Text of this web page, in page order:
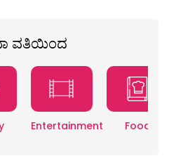
ವತಿಯಿಂದ
Entertainment Food